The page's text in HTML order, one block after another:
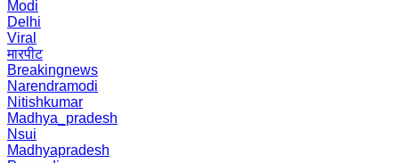
Modi
Delhi
Viral
मारपीट
Breakingnews
Narendramodi
Nitishkumar
Madhya_pradesh
Nsui
Madhyapradesh